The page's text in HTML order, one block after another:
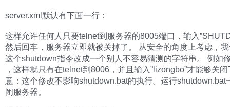
server.xml默认有下面一行：
这样允许任何人只要telnet到服务器的8005端口，输入
然后回车，服务器立即就被关掉了。 从安全的角度上考虑，
这个shutdown指令改成一个别人不容易猜测的字符串。 例如
，这样就只有在telnet到8006，并且输入”lizongbo”才能够关闭
意：这个修改不影响shutdown.bat的执行。运行shutdown.bat
闭服务器。